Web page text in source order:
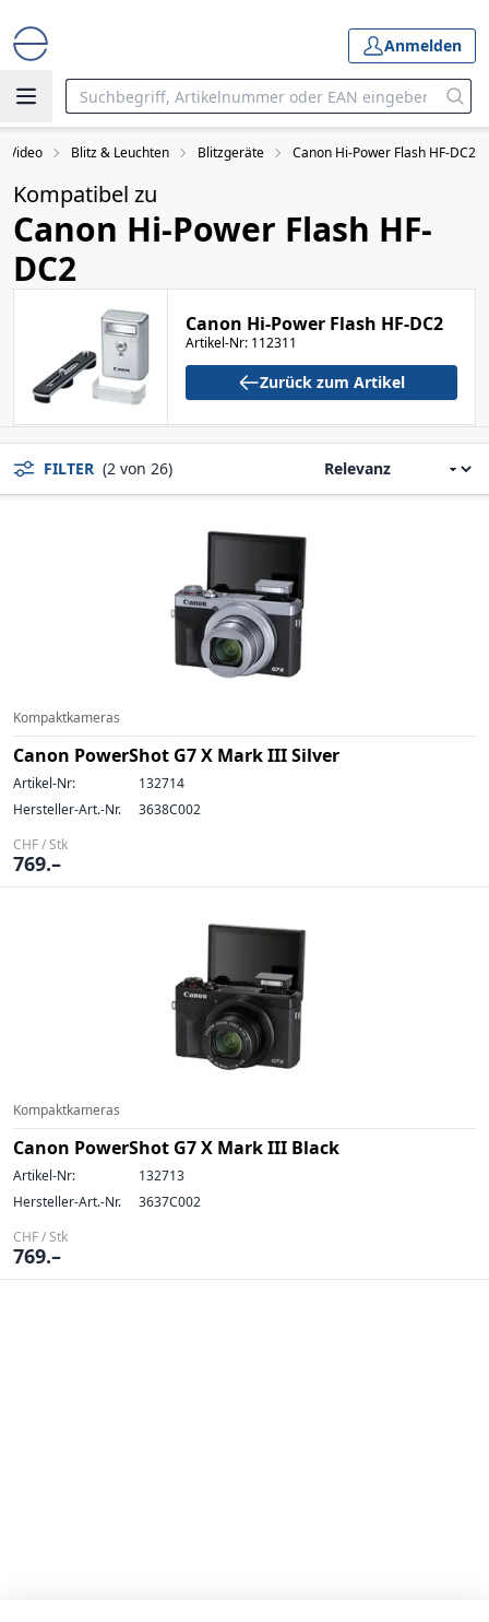
Anmelden
Video Blitz & Leuchten Blitzgeräte Canon Hi-Power Flash HF-DC2
Kompatibel zu
Canon Hi-Power Flash HF-
DC2
Canon Hi-Power Flash HF-DC2
Artikel-Nr: 112311
Zurück zum Artikel
FILTER (2 von 26)
Kompaktkameras
Canon PowerShot G7 X Mark III Silver
Artikel-Nr:
132714
Hersteller-Art.-Nr.
3638C002
CHF / Stk
769.–
Kompaktkameras
Canon PowerShot G7 X Mark III Black
Artikel-Nr:
132713
Hersteller-Art.-Nr.
3637C002
CHF / Stk
769.–